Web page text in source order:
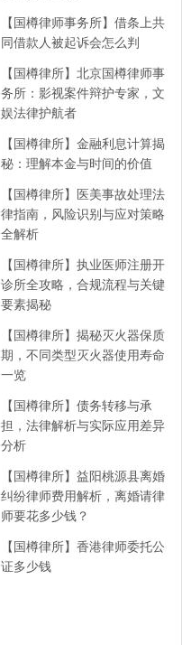
【国樽律师事务所】借条上共
同借款人被起诉会怎么判
【国樽律所】北京国樽律师事
务所：影视案件辩护专家，文
娱法律护航者
【国樽律所】金融利息计算揭
秘：理解本金与时间的价值
【国樽律所】医美事故处理法
律指南，风险识别与应对策略
全解析
【国樽律所】执业医师注册开
诊所全攻略，合规流程与关键
要素揭秘
【国樽律所】揭秘灭火器保质
期，不同类型灭火器使用寿命
一览
【国樽律所】债务转移与承
担，法律解析与实际应用差异
分析
【国樽律所】益阳桃源县离婚
纠纷律师费用解析，离婚请律
师要花多少钱？
【国樽律所】香港律师委托公
证多少钱